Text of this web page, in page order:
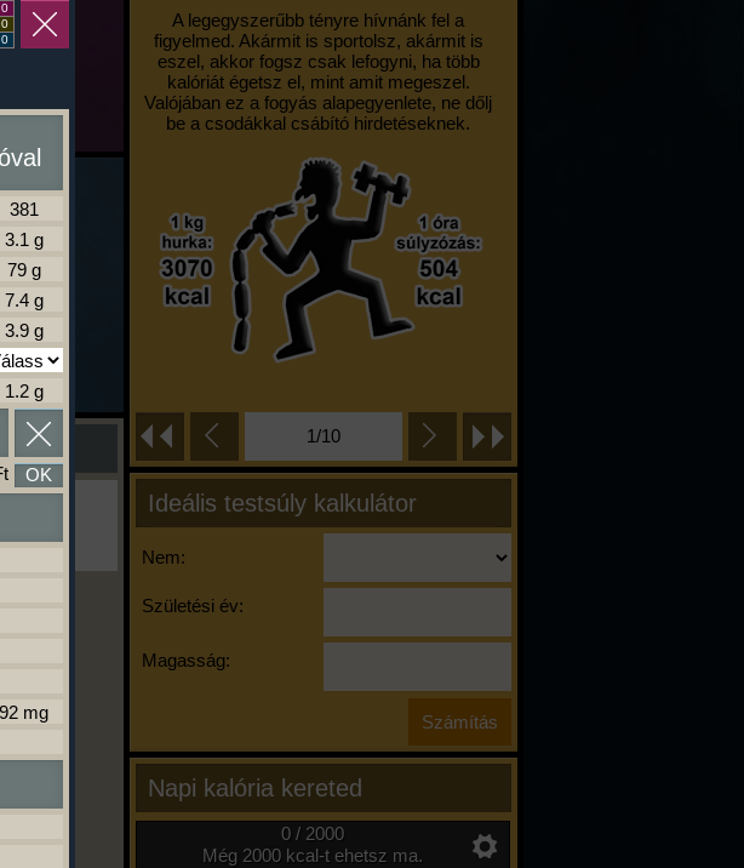
A legegyszerűbb tényre hívnánk fel a
figyelmed. Akármit is sportolsz, akármit is
eszel, akkor fogsz csak lefogyni, ha több
kalóriát égetsz el, mint amit megeszel.
Valójában ez a fogyás alapegyenlete, ne dőlj
be a csodákkal csábító hirdetéseknek.
1/10
Ideális testsúly kalkulátor
Nem:
Születési év:
Magasság:
Napi kalória kereted
0 / 2000
Még 2000 kcal-t ehetsz ma.
többet,
0
0
0
OK